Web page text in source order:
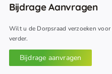
Bijdrage Aanvragen
Wilt u de Dorpsraad verzoeken
verder.
Bijdrage aanvragen